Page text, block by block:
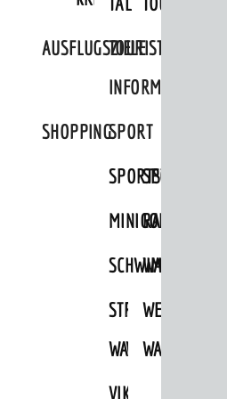
AUSFLUGSZIELE
TOURIST
INFORMATION
SHOPPINGSPORT
SPORTSTÄTTEN
MINIGOLFRADFAHREN
SCHWIMMEN
STRANDBAD
WAIDSEE
TSG
VIKTOR-
WANDERN
WEINHEIMER